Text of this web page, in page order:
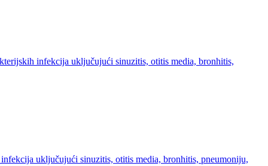
infekcija uključujući sinuzitis, otitis media, bronhitis,
uključujući sinuzitis, otitis media, bronhitis, pneumoniju,